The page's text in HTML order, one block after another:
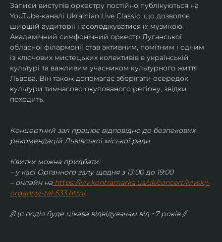
Записи виступів оркестру постійно публікуються на
YouTube-каналі Ukrainian Live Classic, що дозволяє
ширшій аудиторії насолоджуватися їх музикою​.
Академічний симфонічний оркестр Луганської
обласної філармонії став активним, помітним і одним
із ключових мистецьких колективів в українській
культурі та важливим учасником культурного життя
Львова. Він також допомагає зберігати осередок
культури тимчасово окупованого регіону, звідки
походить.
Концертний зал працює відповідно до безпекових
рекомендацій Львівської міської ради.
Квитки можна придбати:
– у касі Органного залу щодня з 13:00 до 19:00
– онлайн на https://lviv.kontramarka.ua/uk/concert/lvivskij-
organnyj-zal-533.html
//Ця подія буде цікава відвідувачам від ~7 років.//